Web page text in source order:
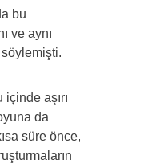
bu
ve aynı
aşırı
da
süre önce,